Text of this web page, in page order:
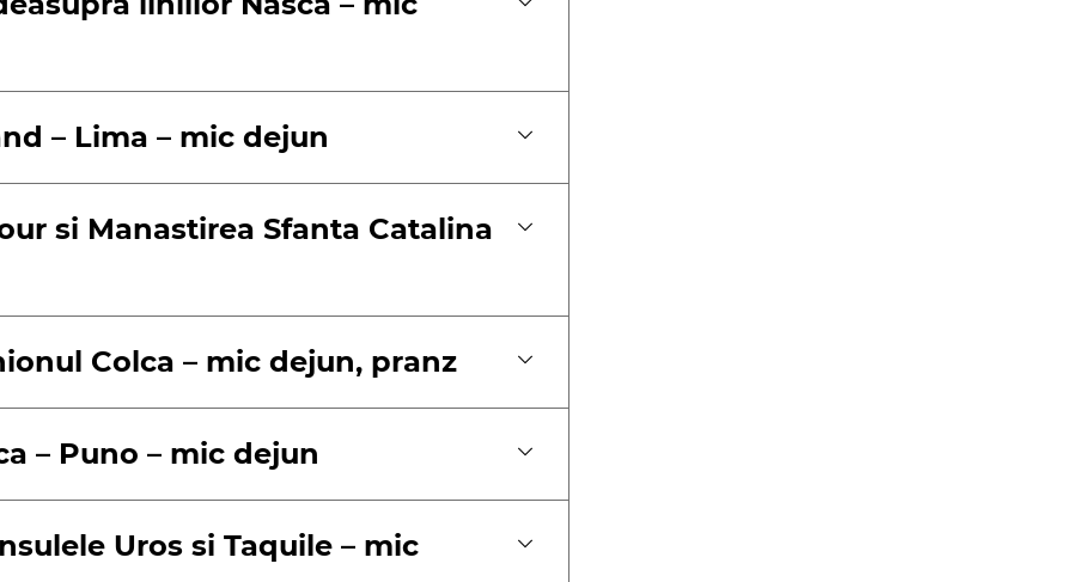
– Lima – mic dejun
si Manastirea Sfanta Catalina
Colca – mic dejun, pranz
– Puno – mic dejun
Uros si Taquile – mic